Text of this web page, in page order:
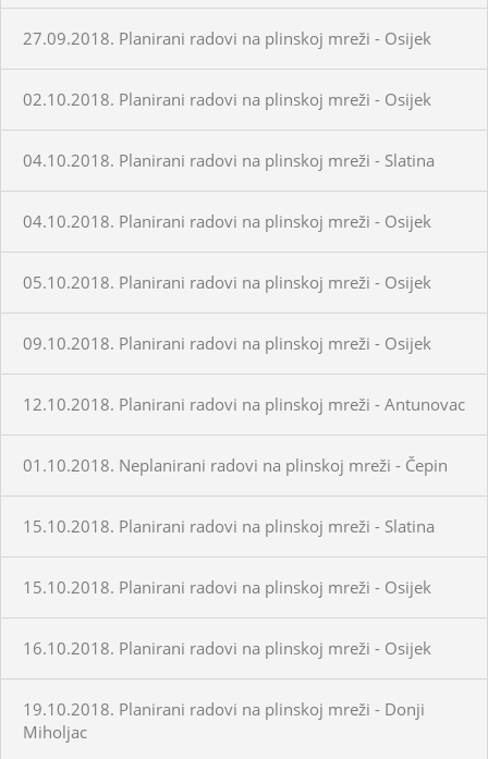
27.09.2018. Planirani radovi na plinskoj mreži - Osijek
02.10.2018. Planirani radovi na plinskoj mreži - Osijek
04.10.2018. Planirani radovi na plinskoj mreži - Slatina
04.10.2018. Planirani radovi na plinskoj mreži - Osijek
05.10.2018. Planirani radovi na plinskoj mreži - Osijek
09.10.2018. Planirani radovi na plinskoj mreži - Osijek
12.10.2018. Planirani radovi na plinskoj mreži - Antunovac
01.10.2018. Neplanirani radovi na plinskoj mreži - Čepin
15.10.2018. Planirani radovi na plinskoj mreži - Slatina
15.10.2018. Planirani radovi na plinskoj mreži - Osijek
16.10.2018. Planirani radovi na plinskoj mreži - Osijek
19.10.2018. Planirani radovi na plinskoj mreži - Donji
Miholjac